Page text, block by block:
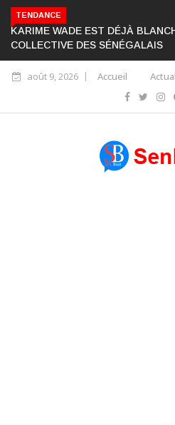
TENDANCE
KARIME WADE EST DÉJÀ
COLLECTIVE DES SÉNÉGALAIS
août 9, 2026 Accueil